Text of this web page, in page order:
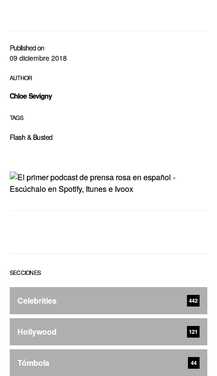
Published on
09 diciembre 2018
AUTHOR
Chloe Sevigny
TAGS
Flash & Busted
SECCIONES
Celebrities 442
Hollywood 121
Tómbola 44